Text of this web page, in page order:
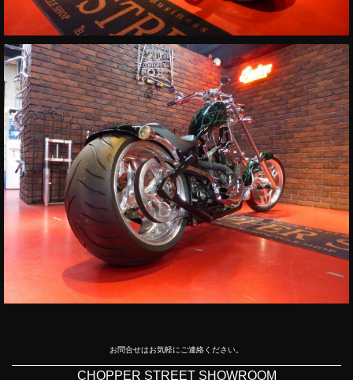
お問合せはお気軽にご連絡ください。
CHOPPER STREET SHOWROOM